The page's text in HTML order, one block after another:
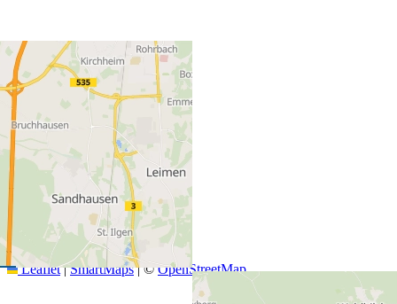
+ −
Leaflet | SmartMaps| ©OpenStreetMap